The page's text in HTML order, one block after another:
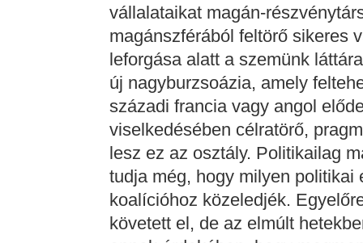
vállalataikat magán-
magánszférából feltörő sikeres
leforgása alatt a szemünk
új nagyburzsoázia, amely
századi francia vagy angol
viselkedésében célratörő,
lesz ez az osztály. Politikailag
tudja még, hogy milyen politikai
koalícióhoz közeledjék.
követett el, de az elmúlt